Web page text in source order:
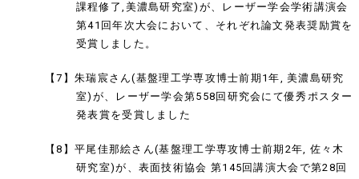
課程修了,美濃島研究室)が、レーザー学会学術講演会
第41回年次大会において、それぞれ論文発表奨励賞を
受賞しました。
【7】朱瑞宸さん(基盤理工学専攻博士前期1年, 美濃島研究
室)が、レーザー学会第558回研究会にて優秀ポスター
発表賞を受賞しました
【8】平尾佳那絵さん(基盤理工学専攻博士前期2年, 佐々木
研究室)が、表面技術協会 第145回講演大会で第28回